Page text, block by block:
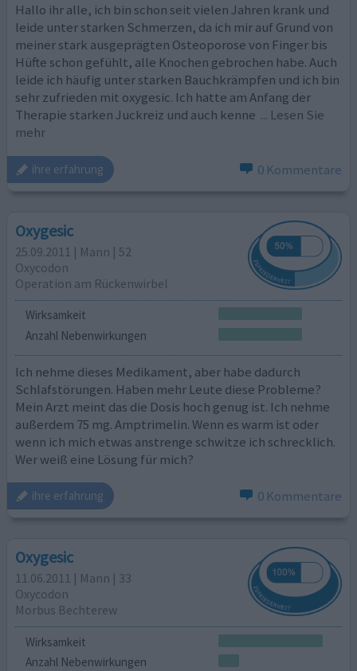
Hallo ihr alle, ich bin schon seit vielen Jahren krank und
leide unter starken Schmerzen, da ich mir auf Grund von
meiner stark ausgeprägten Osteoporose von Finger bis
Hüfte schon gefühlt, alle Knochen gebrochen habe. Auch
leide ich häufig unter starken Bauchkrämpfen und ich bin
sehr zufrieden mit oxygesic. Ich hatte am Anfang der
Therapie starken Juckreiz und auch kenne ... Lesen Sie
mehr
ihre erfahrung 0 Kommentare
Oxygesic
25.09.2011 | Mann | 52
Oxycodon
Operation am Rückenwirbel
Wirksamkeit
Anzahl Nebenwirkungen
Ich nehme dieses Medikament, aber habe dadurch
Schlafstörungen. Haben mehr Leute diese Probleme?
Mein Arzt meint das die Dosis hoch genug ist. Ich nehme
außerdem 75 mg. Amptrimelin. Wenn es warm ist oder
wenn ich mich etwas anstrenge schwitze ich schrecklich.
Wer weiß eine Lösung für mich?
ihre erfahrung 0 Kommentare
Oxygesic
11.06.2011 | Mann | 33
Oxycodon
Morbus Bechterew
Wirksamkeit
Anzahl Nebenwirkungen